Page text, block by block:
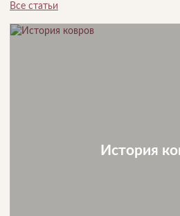
Все статьи
История